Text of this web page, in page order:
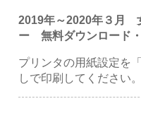
2019年～2020年３月
ー 無料ダウンロード
プリンタの用紙設定を
しで印刷してください。